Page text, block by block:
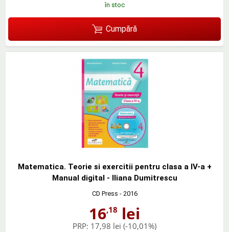
în stoc
Cumpără
Matematica. Teorie si exercitii pentru clasa a IV-a +
Manual digital - Iliana Dumitrescu
CD Press - 2016
16,18 lei
PRP: 17,98 lei (-10,01%)